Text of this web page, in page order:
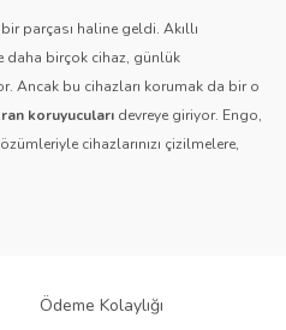
pahalı.
olmalı.
parçası haline geldi. Akıllı
birçok cihaz, günlük
Ancak bu cihazları korumak da bir o
koruyucuları devreye giriyor. Engo,
cihazlarınızı çizilmelere,
dayanan tecrübesi ve teknolojiye
Ödeme Kolaylığı